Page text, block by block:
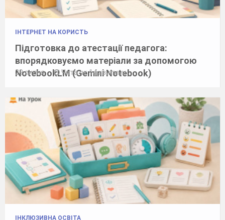
ІНТЕРНЕТ НА КОРИСТЬ
Підготовка до атестації педагога:
впорядковуємо матеріали за допомогою
NotebookLM (Gemini Notebook)
29 липня Читати: 14 хвилини
ІНКЛЮЗИВНА ОСВІТА